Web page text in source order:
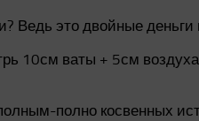
Ведь это двойные
10см ваты + 5см
полно косвенных